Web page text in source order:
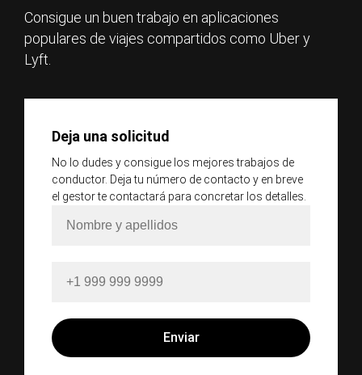
Consigue un buen trabajo en aplicaciones
populares de viajes compartidos como Uber y
Lyft.
Deja una solicitud
No lo dudes y consigue los mejores trabajos de
conductor. Deja tu número de contacto y en breve
el gestor te contactará para concretar los detalles.